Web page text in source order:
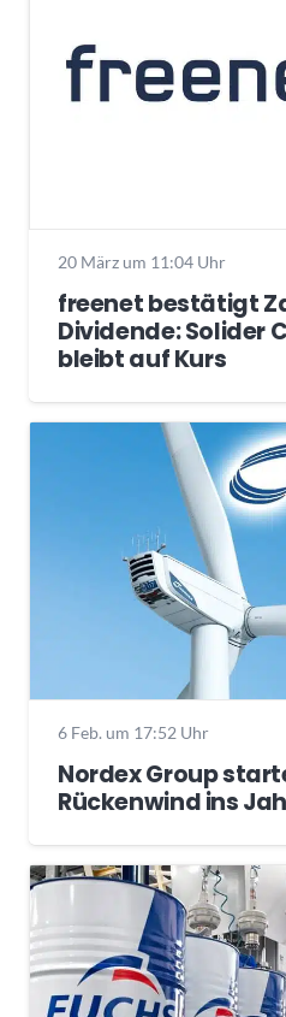
20 März um 11:04 Uhr
freenet bestätigt
Dividende: Solider
bleibt auf Kurs
6 Feb. um 17:52 Uhr
Nordex Group
Rückenwind ins